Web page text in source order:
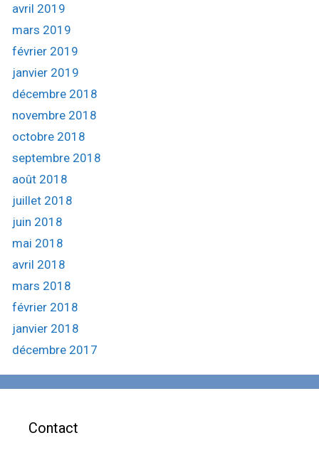
avril 2019
mars 2019
février 2019
janvier 2019
décembre 2018
novembre 2018
octobre 2018
septembre 2018
août 2018
juillet 2018
juin 2018
mai 2018
avril 2018
mars 2018
février 2018
janvier 2018
décembre 2017
Contact